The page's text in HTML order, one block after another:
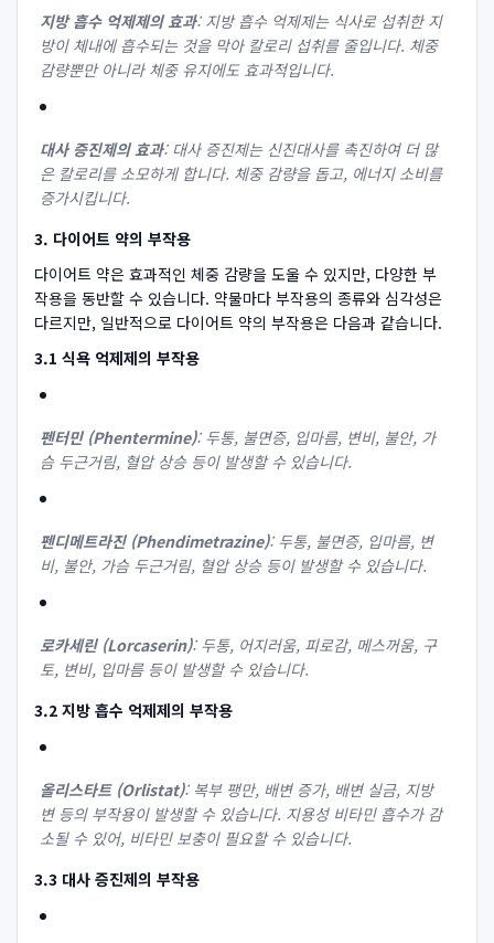
지방 흡수 억제제의 효과: 지방 흡수 억제제는 식사로 섭취한 지
방이 체내에 흡수되는 것을 막아 칼로리 섭취를 줄입니다. 체중
감량뿐만 아니라 체중 유지에도 효과적입니다.
대사 증진제의 효과: 대사 증진제는 신진대사를 촉진하여 더 많
은 칼로리를 소모하게 합니다. 체중 감량을 돕고, 에너지 소비를
증가시킵니다.
3. 다이어트 약의 부작용
다이어트 약은 효과적인 체중 감량을 도울 수 있지만, 다양한 부
작용을 동반할 수 있습니다. 약물마다 부작용의 종류와 심각성은
다르지만, 일반적으로 다이어트 약의 부작용은 다음과 같습니다.
3.1 식욕 억제제의 부작용
펜터민 (Phentermine): 두통, 불면증, 입마름, 변비, 불안, 가
슴 두근거림, 혈압 상승 등이 발생할 수 있습니다.
펜디메트라진 (Phendimetrazine): 두통, 불면증, 입마름, 변
비, 불안, 가슴 두근거림, 혈압 상승 등이 발생할 수 있습니다.
로카세린 (Lorcaserin): 두통, 어지러움, 피로감, 메스꺼움, 구
토, 변비, 입마름 등이 발생할 수 있습니다.
3.2 지방 흡수 억제제의 부작용
올리스타트 (Orlistat): 복부 팽만, 배변 증가, 배변 실금, 지방
변 등의 부작용이 발생할 수 있습니다. 지용성 비타민 흡수가 감
소될 수 있어, 비타민 보충이 필요할 수 있습니다.
3.3 대사 증진제의 부작용